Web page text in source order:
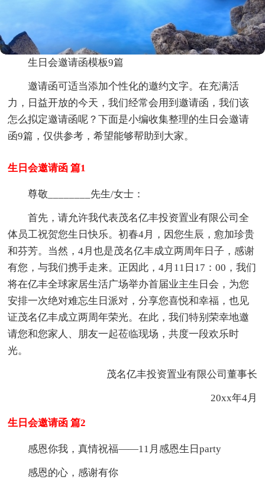
生日会邀请函模板9篇
邀请函可适当添加个性化的邀约文字。在充满活
力，日益开放的今天，我们经常会用到邀请函，我们该
怎么拟定邀请函呢？下面是小编收集整理的生日会邀请
函9篇，仅供参考，希望能够帮助到大家。
生日会邀请函 篇1
尊敬________先生/女士：
首先，请允许我代表茂名亿丰投资置业有限公司全
体员工祝贺您生日快乐。初春4月，因您生辰，愈加珍贵
和芬芳。当然，4月也是茂名亿丰成立两周年日子，感谢
有您，与我们携手走来。正因此，4月11日17：00，我们
将在亿丰全球家居生活广场举办首届业主生日会，为您
安排一次绝对难忘生日派对，分享您喜悦和幸福，也见
证茂名亿丰成立两周年荣光。在此，我们特别荣幸地邀
请您和您家人、朋友一起莅临现场，共度一段欢乐时
光。
茂名亿丰投资置业有限公司董事长
20xx年4月
生日会邀请函 篇2
感恩你我，真情祝福——11月感恩生日party
感恩的心，感谢有你